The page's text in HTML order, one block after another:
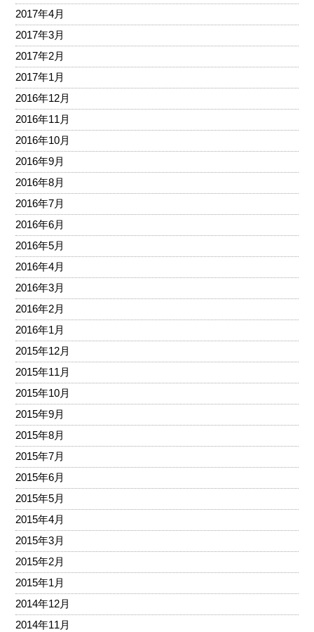
2017年4月
2017年3月
2017年2月
2017年1月
2016年12月
2016年11月
2016年10月
2016年9月
2016年8月
2016年7月
2016年6月
2016年5月
2016年4月
2016年3月
2016年2月
2016年1月
2015年12月
2015年11月
2015年10月
2015年9月
2015年8月
2015年7月
2015年6月
2015年5月
2015年4月
2015年3月
2015年2月
2015年1月
2014年12月
2014年11月